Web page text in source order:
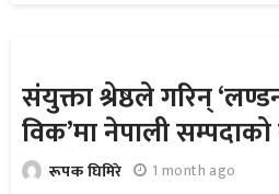
संयुक्ता श्रेष्ठले गरिन्
विक’मा नेपाली
रूपक घिमिरे 1 month ago